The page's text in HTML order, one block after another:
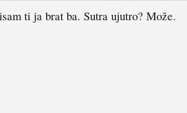
ti ja brat ba. Sutra ujutro? Može.